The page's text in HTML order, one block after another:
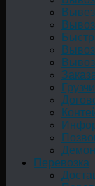
Перевозка